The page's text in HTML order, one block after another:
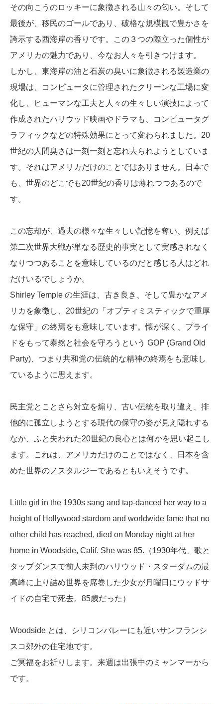
その向こうのロッキーに象徴される山々の匂い。そして
最後が、移民のゴールであり、破格な規模観で豊かさを
誇示する西海岸の香りです。この３つの際立った個性が
アメリカの魅力であり、今なお人々を引きつけます。
しかし、東海岸の油と石炭の臭いに象徴される製造業の
現場は、コンピュータに管理されたクリーンな工場に変
化し、ヒューマンな工夫と人々の生々しい演技によって
作成されたハリウッド映画やドラマも、コンピュータグ
ラフィックなどの特殊効果にとって変わられました。20
世紀の人間臭さは一刻一刻と忘れ去られようとしていま
す。それはアメリカだけのことではありません。日本で
も、世界のどこでも20世紀の香りは薄れつつあるので
す。
この忘却が、過去の様々な生々しい記憶を奪い、例えば
第二次世界大戦が単なる歴史的事実として実感されなく
なりつつあることを意味しているのだと感じる人はどれ
だけいるでしょうか。
Shirley Temple の生涯は、古き良き、そして豊かなアメ
リカを象徴し、20世紀の「オプティミスティックで重厚
な保守」の終焉をも意味しています。懐が深く、プライ
ドをもって泰然と社会を守ろうという GOP (Grand Old
Party) 、つまり共和党の伝統的な精神の終焉をも意味し
ているように思えます。
民主党とことさら対立を煽り、古い伝統を取り違え、排
他的に孤立しようとする現代の保守の姿が見え隠れする
なか、ふと失われた20世紀の良心とは何かを思い起こし
ます。これは、アメリカだけのことではなく、日本を含
めた世界のノスタルジーであるともいえそうです。
Little girl in the 1930s sang and tap-danced her way to a
height of Hollywood stardom and worldwide fame that no
other child has reached, died on Monday night at her
home in Woodside, Calif. She was 85. （1930年代、歌と
タップダンスで前人未到のハリウッド・スターダムの最
高峰に上り詰め世界を席巻した少女が月曜日にウッドサ
イドの自宅で死去。85歳だった）
Woodside とは、シリコンバレーにも近いサンフランシ
スコ郊外の住宅地です。
ご冥福をお祈りします。来週は出張中のミャンマーから
です。